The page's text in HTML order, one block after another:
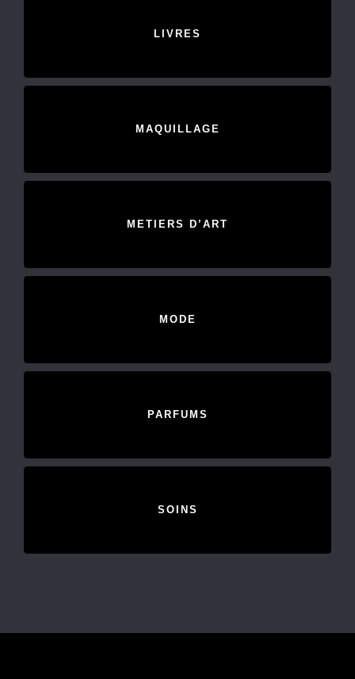
LIVRES
MAQUILLAGE
METIERS D’ART
MODE
PARFUMS
SOINS